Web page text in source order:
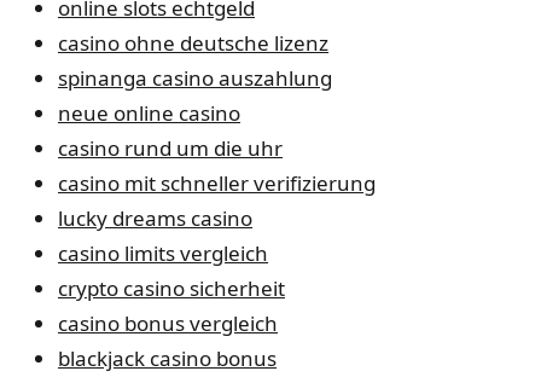
online slots echtgeld
casino ohne deutsche lizenz
spinanga casino auszahlung
neue online casino
casino rund um die uhr
casino mit schneller verifizierung
lucky dreams casino
casino limits vergleich
crypto casino sicherheit
casino bonus vergleich
blackjack casino bonus